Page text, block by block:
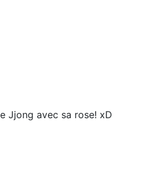
Jjong avec sa rose! xD